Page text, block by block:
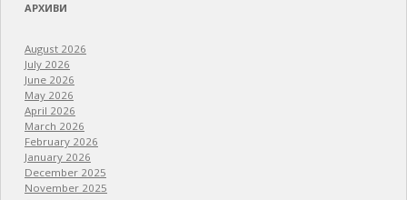
АРХИВИ
August 2026
July 2026
June 2026
May 2026
April 2026
March 2026
February 2026
January 2026
December 2025
November 2025